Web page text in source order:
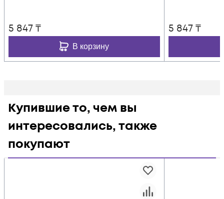
5 847₸
В корзину
5 847₸
Купившие то, чем вы
интересовались, также
покупают